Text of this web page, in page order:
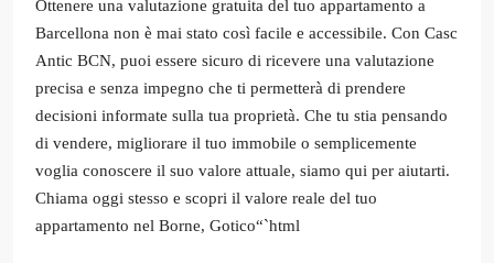
Ottenere una valutazione gratuita del tuo appartamento a
Barcellona non è mai stato così facile e accessibile. Con Casc
Antic BCN, puoi essere sicuro di ricevere una valutazione
precisa e senza impegno che ti permetterà di prendere
decisioni informate sulla tua proprietà. Che tu stia pensando
di vendere, migliorare il tuo immobile o semplicemente
voglia conoscere il suo valore attuale, siamo qui per aiutarti.
Chiama oggi stesso e scopri il valore reale del tuo
appartamento nel Borne, Gotico“`html